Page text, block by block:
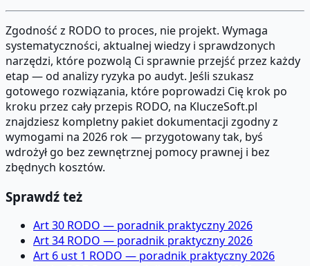
Zgodność z RODO to proces, nie projekt. Wymaga
systematyczności, aktualnej wiedzy i sprawdzonych
narzędzi, które pozwolą Ci sprawnie przejść przez każdy
etap — od analizy ryzyka po audyt. Jeśli szukasz
gotowego rozwiązania, które poprowadzi Cię krok po
kroku przez cały przepis RODO, na KluczeSoft.pl
znajdziesz kompletny pakiet dokumentacji zgodny z
wymogami na 2026 rok — przygotowany tak, byś
wdrożył go bez zewnętrznej pomocy prawnej i bez
zbędnych kosztów.
Sprawdź też
Art 30 RODO — poradnik praktyczny 2026
Art 34 RODO — poradnik praktyczny 2026
Art 6 ust 1 RODO — poradnik praktyczny 2026